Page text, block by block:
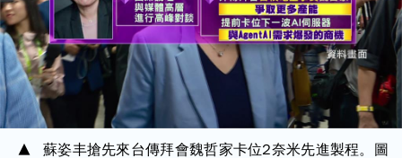
蘇姿丰搶先來台傳拜會魏哲家卡位2奈米先進製程。圖